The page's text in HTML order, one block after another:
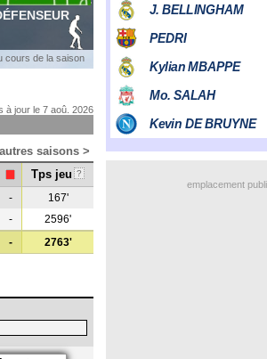
cours de la saison
à jour le 7 aoû. 2026
autres saisons >
Tps jeu ?
-
167'
-
2596'
- 2763'
emplacement